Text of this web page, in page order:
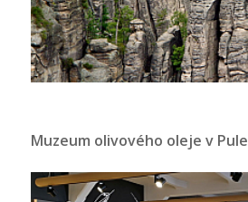
Muzeum olivového oleje v Pule